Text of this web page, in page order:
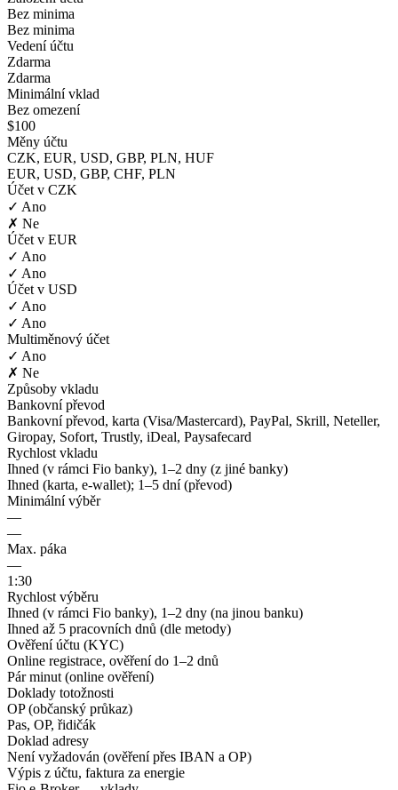
Bez minima
Bez minima
Vedení účtu
Zdarma
Zdarma
Minimální vklad
Bez omezení
$100
Měny účtu
CZK, EUR, USD, GBP, PLN, HUF
EUR, USD, GBP, CHF, PLN
Účet v CZK
✓ Ano
✗ Ne
Účet v EUR
✓ Ano
✓ Ano
Účet v USD
✓ Ano
✓ Ano
Multiměnový účet
✓ Ano
✗ Ne
Způsoby vkladu
Bankovní převod
Bankovní převod, karta (Visa/Mastercard), PayPal, Skrill, Neteller,
Giropay, Sofort, Trustly, iDeal, Paysafecard
Rychlost vkladu
Ihned (v rámci Fio banky), 1–2 dny (z jiné banky)
Ihned (karta, e-wallet); 1–5 dní (převod)
Minimální výběr
—
—
Max. páka
—
1:30
Rychlost výběru
Ihned (v rámci Fio banky), 1–2 dny (na jinou banku)
Ihned až 5 pracovních dnů (dle metody)
Ověření účtu (KYC)
Online registrace, ověření do 1–2 dnů
Pár minut (online ověření)
Doklady totožnosti
OP (občanský průkaz)
Pas, OP, řidičák
Doklad adresy
Není vyžadován (ověření přes IBAN a OP)
Výpis z účtu, faktura za energie